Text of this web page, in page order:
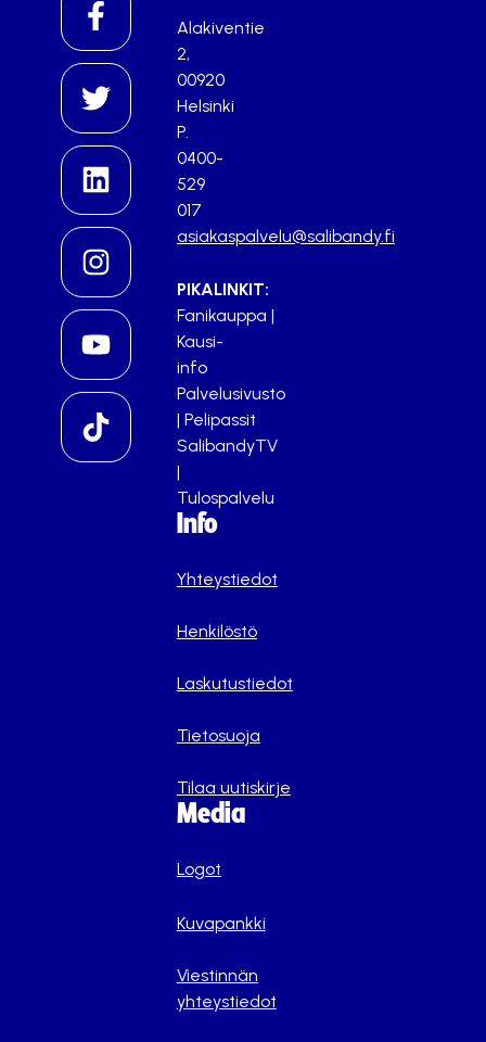
Alakiventie
2,
00920
Helsinki
P.
0400-
529
017
asiakaspalvelu@salibandy.fi
PIKALINKIT:
Fanikauppa |
Kausi-
info
Palvelusivusto
| Pelipassit
SalibandyTV
|
Tulospalvelu
Info
Yhteystiedot
Henkilöstö
Laskutustiedot
Tietosuoja
Tilaa uutiskirje
Media
Logot
Kuvapankki
Viestinnän
yhteystiedot